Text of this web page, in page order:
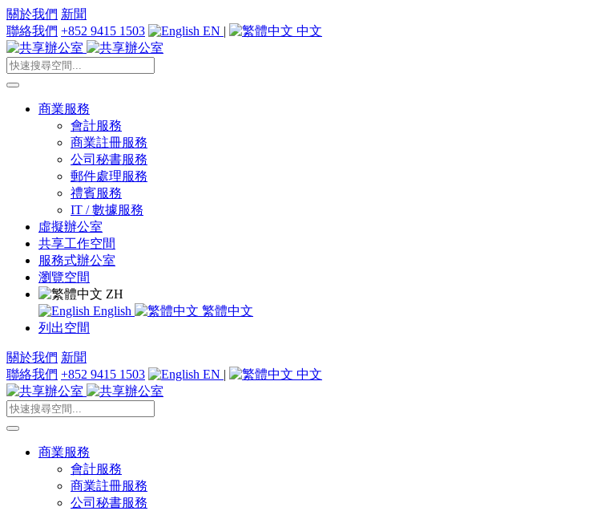
關於我們 新聞
聯絡我們 +852 9415 1503 EN | 中文
商業服務
會計服務
商業註冊服務
公司秘書服務
郵件處理服務
禮賓服務
IT / 數據服務
虛擬辦公室
共享工作空間
服務式辦公室
瀏覽空間
ZH
English
繁體中文
列出空間
關於我們 新聞
聯絡我們 +852 9415 1503 EN | 中文
商業服務
會計服務
商業註冊服務
公司秘書服務